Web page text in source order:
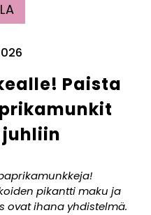
Paista
pikantti maku ja
ovat ihana yhdistelmä.